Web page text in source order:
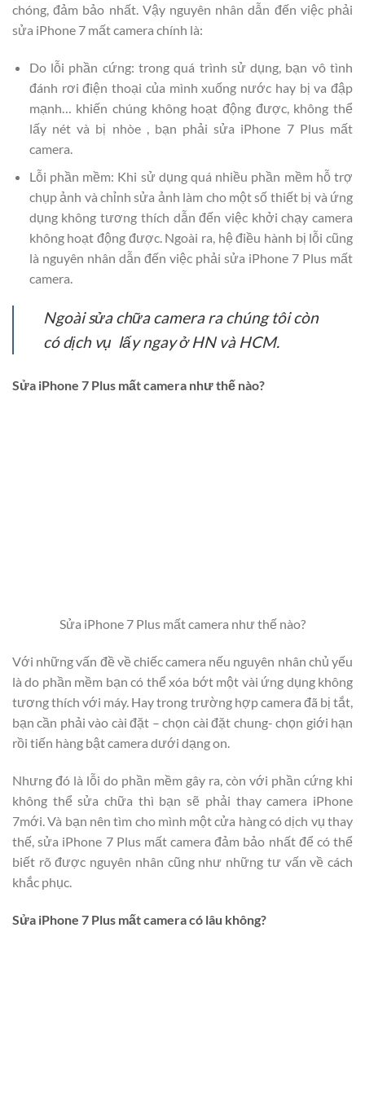
chóng, đảm bảo nhất. Vậy nguyên nhân dẫn đến việc phải
sửa iPhone 7 mất camera chính là:
Do lỗi phần cứng: trong quá trình sử dụng, bạn vô tình
đánh rơi điện thoại của mình xuống nước hay bị va đập
mạnh… khiến chúng không hoạt động được, không thể
lấy nét và bị nhòe , bạn phải sửa iPhone 7 Plus mất
camera.
Lỗi phần mềm: Khi sử dụng quá nhiều phần mềm hỗ trợ
chụp ảnh và chỉnh sửa ảnh làm cho một số thiết bị và ứng
dụng không tương thích dẫn đến việc khởi chạy camera
không hoạt động được. Ngoài ra, hệ điều hành bị lỗi cũng
là nguyên nhân dẫn đến việc phải sửa iPhone 7 Plus mất
camera.
Ngoài sửa chữa camera ra chúng tôi còn
có dịch vụ lấy ngay ở HN và HCM.
Sửa iPhone 7 Plus mất camera như thế nào?
Sửa iPhone 7 Plus mất camera như thế nào?
Với những vấn đề về chiếc camera nếu nguyên nhân chủ yếu
là do phần mềm bạn có thể xóa bớt một vài ứng dụng không
tương thích với máy. Hay trong trường hợp camera đã bị tắt,
bạn cần phải vào cài đặt – chọn cài đặt chung- chọn giới hạn
rồi tiến hàng bật camera dưới dạng on.
Nhưng đó là lỗi do phần mềm gây ra, còn với phần cứng khi
không thể sửa chữa thì bạn sẽ phải thay camera iPhone
7mới. Và bạn nên tìm cho mình một cửa hàng có dịch vụ thay
thế, sửa iPhone 7 Plus mất camera đảm bảo nhất để có thể
biết rõ được nguyên nhân cũng như những tư vấn về cách
khắc phục.
Sửa iPhone 7 Plus mất camera có lâu không?